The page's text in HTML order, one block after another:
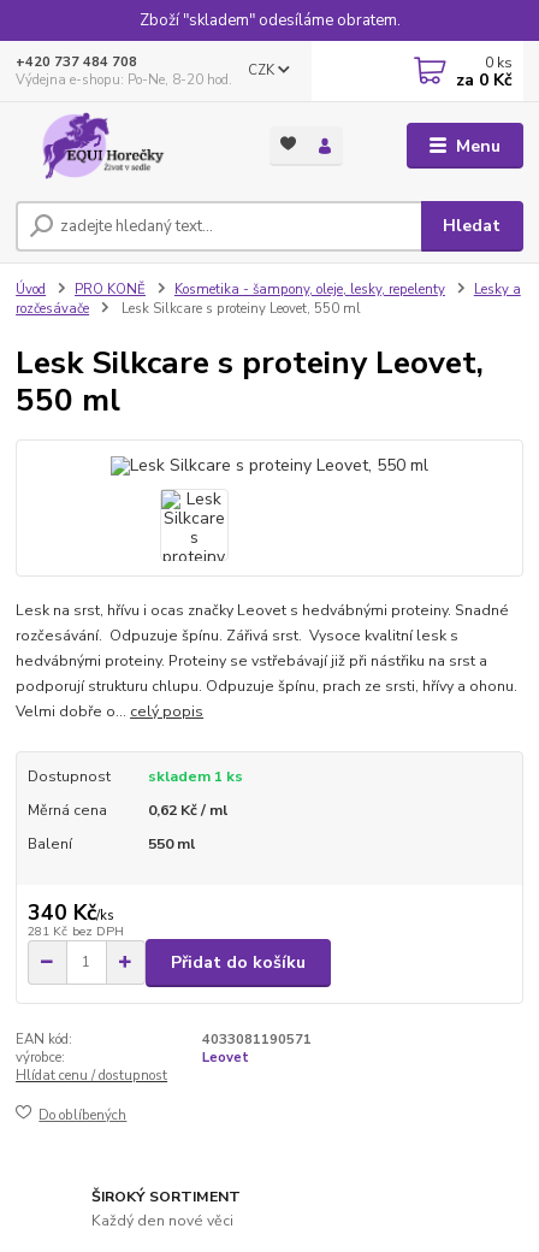
Zboží "skladem" odesíláme obratem.
Menu
CZK
Hledat
+420 737 484 708
Výdejna e-shopu: Po-Ne, 8-20 hod.
0 ks
za 0 Kč
Úvod PRO KONĚ Kosmetika - šampony, oleje, lesky, repelenty
Lesky a
rozčesávače
Lesk Silkcare s proteiny Leovet, 550 ml
Lesk Silkcare s proteiny Leovet,
550 ml
Lesk na srst, hřívu i ocas značky Leovet s hedvábnými proteiny. Snadné
rozčesávání. Odpuzuje špínu. Zářivá srst. Vysoce kvalitní lesk s
hedvábnými proteiny. Proteiny se vstřebávají již při nástřiku na srst a
podporují strukturu chlupu. Odpuzuje špínu, prach ze srsti, hřívy a ohonu.
Velmi dobře o... celý popis
Dostupnost
skladem 1 ks
Měrná cena
0,62 Kč / ml
Balení
550 ml
340 Kč/ks
281 Kč bez DPH
Přidat do košíku
EAN kód:
4033081190571
výrobce:
Leovet
Hlídat cenu / dostupnost
Do oblíbených
ŠIROKÝ SORTIMENT
Každý den nové věci